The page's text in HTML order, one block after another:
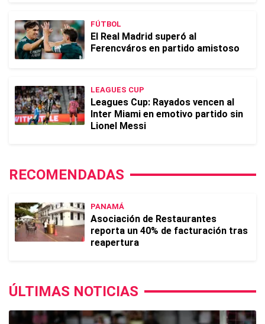
FÚTBOL
El Real Madrid superó al
Ferencváros en partido amistoso
LEAGUES CUP
Leagues Cup: Rayados vencen al
Inter Miami en emotivo partido sin
Lionel Messi
RECOMENDADAS
PANAMÁ
Asociación de Restaurantes
reporta un 40% de facturación tras
reapertura
ÚLTIMAS NOTICIAS